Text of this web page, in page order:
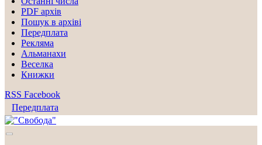
PDF архів
Пошук в архіві
Передплата
Рекляма
Альманахи
Веселка
Книжки
RSS Facebook
Передплата